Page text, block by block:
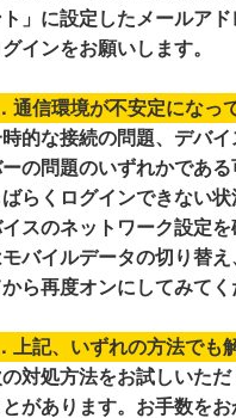
ト」に設定したメールア
グインをお願いします。
通信環境が不安定になっ
的な接続の問題、デバ
の問題のいずれかである
ばらくログインできない
スのネットワーク設定
モバイルデータの切り替
ら再度オンにしてみてく
上記、いずれの方法でも
の対処方法をお試しいた
とがあります。お手数を